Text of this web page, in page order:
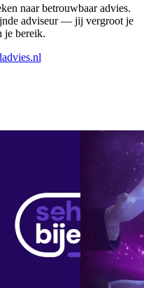
naar betrouwbaar advies.
adviseur — jij vergroot je
je bereik.